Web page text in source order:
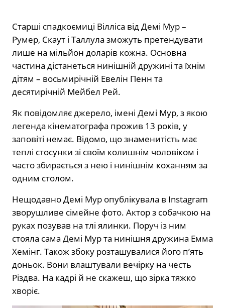
Старші спадкоємиці Вілліса від Демі Мур –
Румер, Скаут і Таллула зможуть претендувати
лише на мільйон доларів кожна. Основна
частина дістанеться нинішній дружині та їхнім
дітям – восьмирічній Евелін Пенн та
десятирічній Мейбел Рей.
Як повідомляє джерело, імені Демі Мур, з якою
легенда кінематографа прожив 13 років, у
заповіті немає. Відомо, що знаменитість має
теплі стосунки зі своїм колишнім чоловіком і
часто збирається з нею і нинішнім коханням за
одним столом.
Нещодавно Демі Мур опублікувала в Instagram
зворушливе сімейне фото. Актор з собачкою на
руках позував на тлі ялинки. Поруч із ним
стояла сама Демі Мур та нинішня дружина Емма
Хемінг. Також збоку розташувалися його п’ять
доньок. Вони влаштували вечірку на честь
Різдва. На кадрі й не скажеш, що зірка тяжко
хворіє.